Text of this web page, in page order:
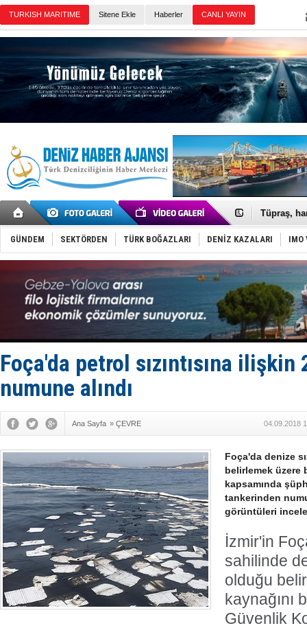
Sitene Ekle Haberler
Anadolu
Tüpraş,
İTU AUV,
LNG
PROYAD,
Türkiye-
Türk
Deniz
DÖDER,
Fairline,
Baltık
Runit
Türk
GÜNDEM SEKTÖRDEN TÜRK BOĞAZLARI DENİZ KAZALARI IMO
Foça'da petrol sızıntısına
numune alındı
Ana Sayfa » ÇEVRE 04.09.2018
Foça'da denize
belirlemek üzere
kapsamında
tankerinden
görüntüleri
İzmir'in
sahilinde
olduğu
kaynağını
Güvenlik